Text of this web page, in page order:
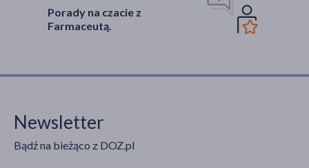
Porady na czacie z
Farmaceutą.
Newsletter
Bądź na bieżąco z DOZ.pl